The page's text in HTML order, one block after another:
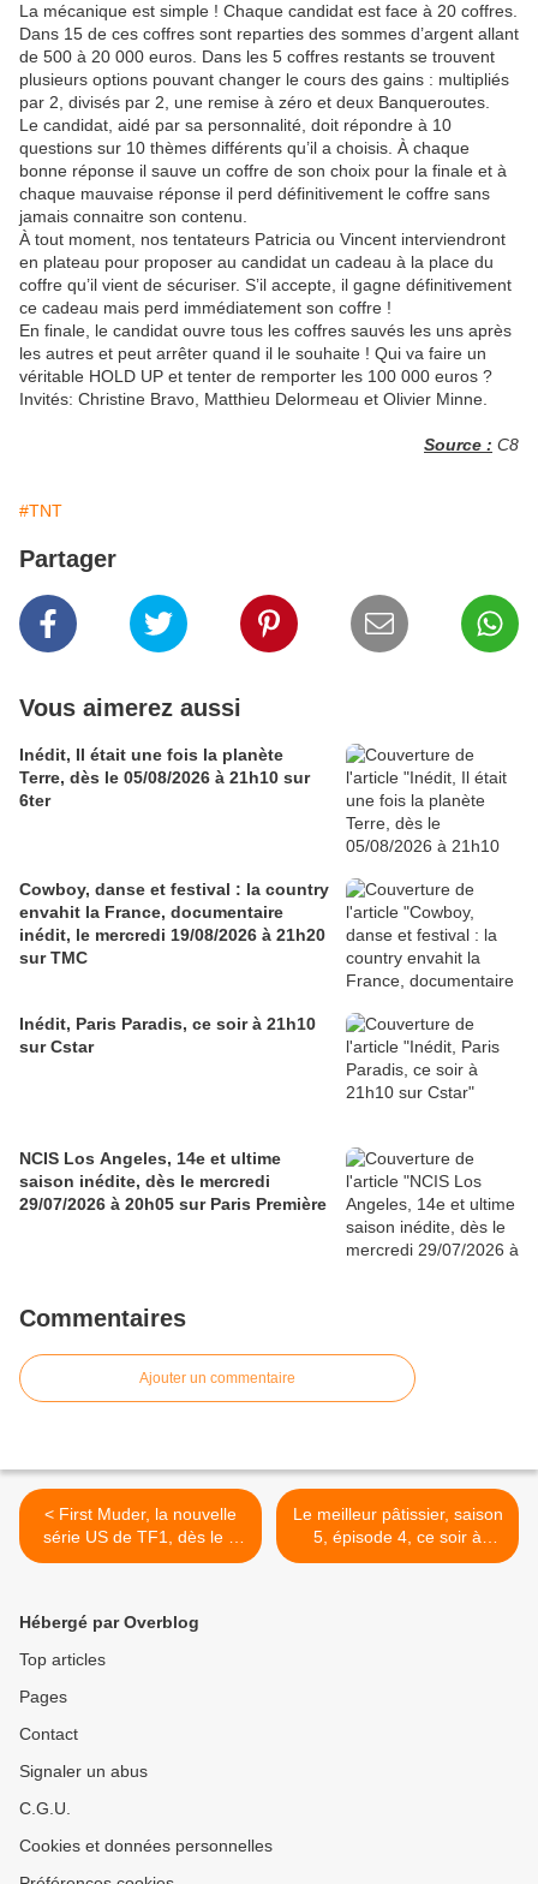
La mécanique est simple ! Chaque candidat est face à 20 coffres.
Dans 15 de ces coffres sont reparties des sommes d’argent allant
de 500 à 20 000 euros. Dans les 5 coffres restants se trouvent
plusieurs options pouvant changer le cours des gains : multipliés
par 2, divisés par 2, une remise à zéro et deux Banqueroutes.
Le candidat, aidé par sa personnalité, doit répondre à 10
questions sur 10 thèmes différents qu’il a choisis. À chaque
bonne réponse il sauve un coffre de son choix pour la finale et à
chaque mauvaise réponse il perd définitivement le coffre sans
jamais connaitre son contenu.
À tout moment, nos tentateurs Patricia ou Vincent interviendront
en plateau pour proposer au candidat un cadeau à la place du
coffre qu’il vient de sécuriser. S’il accepte, il gagne définitivement
ce cadeau mais perd immédiatement son coffre !
En finale, le candidat ouvre tous les coffres sauvés les uns après
les autres et peut arrêter quand il le souhaite ! Qui va faire un
véritable HOLD UP et tenter de remporter les 100 000 euros ?
Invités: Christine Bravo, Matthieu Delormeau et Olivier Minne.
Source : C8
#TNT
Partager
Vous aimerez aussi
Inédit, Il était une fois la planète
Terre, dès le 05/08/2026 à 21h10 sur
6ter
Cowboy, danse et festival : la country
envahit la France, documentaire
inédit, le mercredi 19/08/2026 à 21h20
sur TMC
Inédit, Paris Paradis, ce soir à 21h10
sur Cstar
NCIS Los Angeles, 14e et ultime
saison inédite, dès le mercredi
29/07/2026 à 20h05 sur Paris Première
Commentaires
Ajouter un commentaire
< First Muder, la nouvelle
série US de TF1, dès le 2
novembre à 00h20
Le meilleur pâtissier, saison
5, épisode 4, ce soir à
21h00 sur M6 >
Hébergé par Overblog
Top articles
Pages
Contact
Signaler un abus
C.G.U.
Cookies et données personnelles